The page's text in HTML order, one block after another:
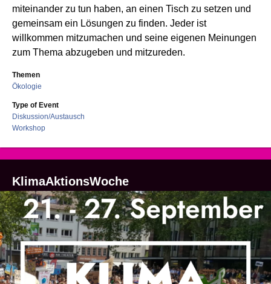
miteinander zu tun haben, an einen Tisch zu setzen und
gemeinsam ein Lösungen zu finden. Jeder ist
willkommen mitzumachen und seine eigenen Meinungen
zum Thema abzugeben und mitzureden.
Themen
Ökologie
Type of Event
Diskussion/Austausch
Workshop
KlimaAktionsWoche